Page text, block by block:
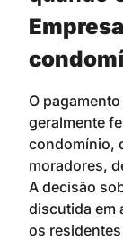
O
geralmente
condomínio,
moradores,
A decisão
discutida em
os